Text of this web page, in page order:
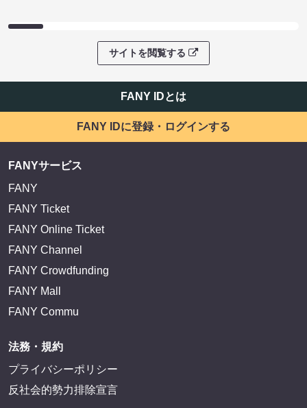
サイトを閲覧する
FANY IDとは
FANY IDに登録・ログインする
FANYサービス
FANY
FANY Ticket
FANY Online Ticket
FANY Channel
FANY Crowdfunding
FANY Mall
FANY Commu
法務・規約
プライバシーポリシー
反社会的勢力排除宣言